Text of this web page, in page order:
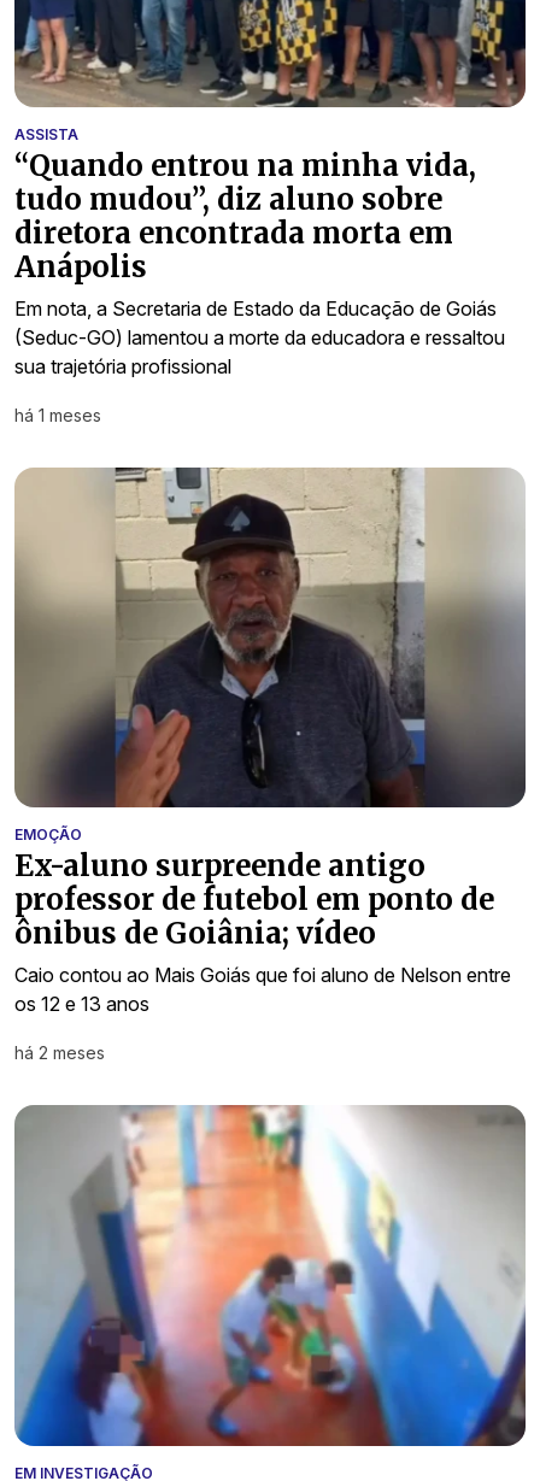
ASSISTA
“Quando entrou na minha vida,
tudo mudou”, diz aluno sobre
diretora encontrada morta em
Anápolis
Em nota, a Secretaria de Estado da Educação de Goiás
(Seduc-GO) lamentou a morte da educadora e ressaltou
sua trajetória profissional
há 1 meses
EMOÇÃO
Ex-aluno surpreende antigo
professor de futebol em ponto de
ônibus de Goiânia; vídeo
Caio contou ao Mais Goiás que foi aluno de Nelson entre
os 12 e 13 anos
há 2 meses
EM INVESTIGAÇÃO